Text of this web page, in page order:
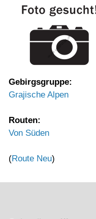
Gebirgsgruppe:
Grajische Alpen
Routen:
Von Süden
(Route Neu)